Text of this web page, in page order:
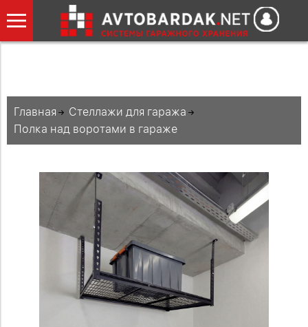
Главная
Стеллажи для гаража
Полка над воротами в гараже